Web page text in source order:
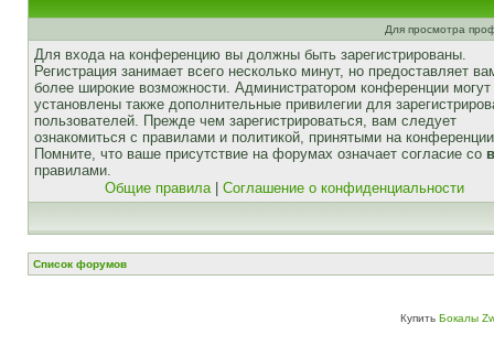
Для просмотра
Для входа на конференцию вы должны быть зарегистрированы.
Регистрация занимает всего несколько минут, но предоставляет
более широкие возможности. Администратором конференции
установлены также дополнительные привилегии для
пользователей. Прежде чем зарегистрироваться, вам следует
ознакомиться с правилами и политикой, принятыми на
Помните, что ваше присутствие на форумах означает согласие со
правилами.
Общие правила| Соглашение о конфиденциальности
Список форумов
Купить Бокалы